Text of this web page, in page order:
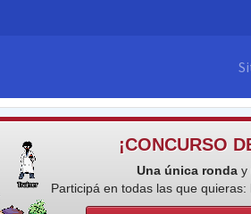
¡CONCURSO
Una única ronday
Participá en todas las que quieras: